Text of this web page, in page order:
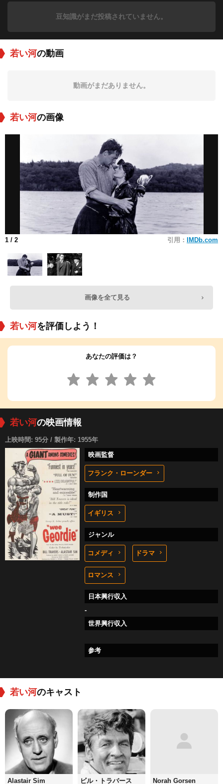
豆知識がまだ投稿されていません。
若い河の動画
動画がまだありません。
若い河の画像
1 / 2 引用： IMDb.com
画像を全て見る
若い河を評価しよう！
あなたの評価は？
若い河の映画情報
上映時間: 95分 / 製作年: 1955年
映画監督
フランク・ローンダー
制作国
イギリス
ジャンル
コメディ ドラマ
ロマンス
日本興行収入
-
世界興行収入
参考
若い河のキャスト
Alastair Sim ビル・トラバース Norah Gorsen